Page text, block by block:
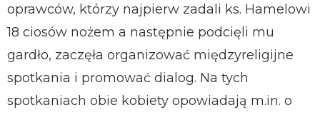
oprawców, którzy najpierw zadali ks. Hamelowi
18 ciosów nożem a następnie podcięli mu
gardło, zaczęła organizować międzyreligijne
spotkania i promować dialog. Na tych
spotkaniach obie kobiety opowiadają m.in. o